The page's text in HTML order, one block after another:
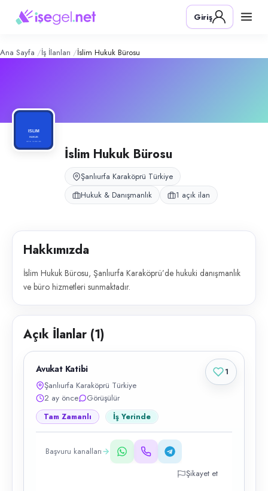
Hukuk Bürosu – Şirket Profili
Konum:
İslim Hukuk Bürosu, Şanlıurfa Karaköprü’de hukuki danışmanlık ve
Giriş
Ana Sayfa İş İlanları İslim Hukuk Bürosu
İslim Hukuk Bürosu
Şanlıurfa Karaköprü Türkiye
Hukuk & Danışmanlık
1 açık ilan
Hakkımızda
İslim Hukuk Bürosu, Şanlıurfa Karaköprü’de hukuki danışmanlık
ve büro hizmetleri sunmaktadır.
Açık İlanlar (1)
Avukat Katibi
Şanlıurfa Karaköprü Türkiye
2 ay önce
Görüşülür
Tam Zamanlı İş Yerinde
Başvuru kanalları
Şikayet et
1